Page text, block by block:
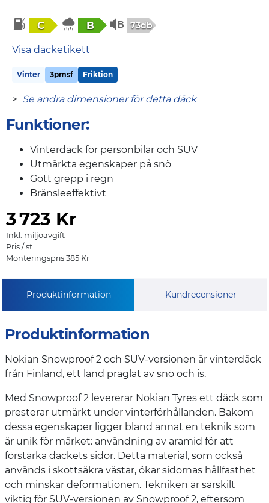
C B 73db
Visa däcketikett
Vinter 3pmsf Friktion
> Se andra dimensioner för detta däck
Funktioner:
Vinterdäck för personbilar och SUV
Utmärkta egenskaper på snö
Gott grepp i regn
Bränsleeffektivt
3723 Kr
Inkl. miljöavgift
Pris / st
Monteringspris 385 Kr
Produktinformation Kundrecensioner
Produktinformation
Nokian Snowproof 2 och SUV-versionen är vinterdäck
från Finland, ett land präglat av snö och is.
Med Snowproof 2 levererar Nokian Tyres ett däck som
presterar utmärkt under vinterförhållanden. Bakom
dessa egenskaper ligger bland annat en teknik som
är unik för märket: användning av aramid för att
förstärka däckets sidor. Detta material, som också
används i skottsäkra västar, ökar sidornas hållfasthet
och minskar deformationen. Tekniken är särskilt
viktig för SUV-versionen av Snowproof 2, eftersom